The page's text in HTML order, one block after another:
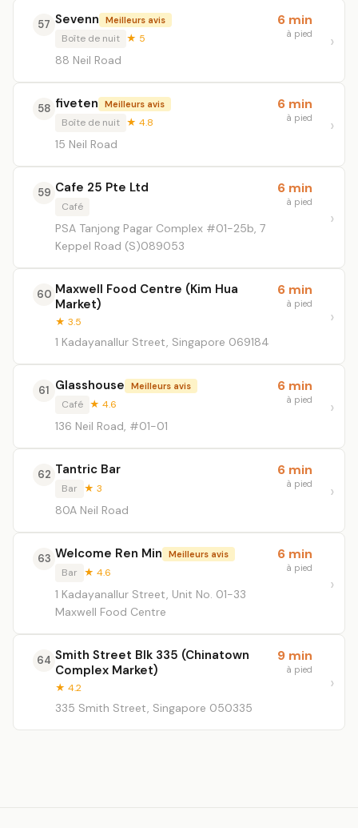
57 Sevenn Meilleurs avis
Boîte de nuit ★ 5
88 Neil Road
6 min
à pied
58 fiveten Meilleurs avis
Boîte de nuit ★ 4.8
15 Neil Road
6 min
à pied
59 Cafe 25 Pte Ltd
Café
PSA Tanjong Pagar Complex #01-25b, 7
Keppel Road (S)089053
6 min
à pied
60 Maxwell Food Centre (Kim Hua
Market)
★ 3.5
1 Kadayanallur Street, Singapore 069184
6 min
à pied
61 Glasshouse Meilleurs avis
Café ★ 4.6
136 Neil Road, #01-01
6 min
à pied
62 Tantric Bar
Bar ★ 3
80A Neil Road
6 min
à pied
63 Welcome Ren Min Meilleurs avis
Bar ★ 4.6
1 Kadayanallur Street, Unit No. 01-33
Maxwell Food Centre
6 min
à pied
64 Smith Street Blk 335 (Chinatown
Complex Market)
★ 4.2
335 Smith Street, Singapore 050335
9 min
à pied